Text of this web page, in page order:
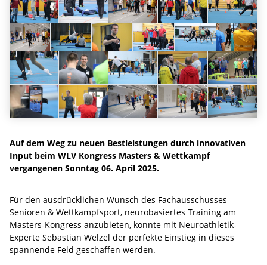
Auf dem Weg zu neuen Bestleistungen durch innovativen
Input beim WLV Kongress Masters & Wettkampf
vergangenen Sonntag 06. April 2025.
Für den ausdrücklichen Wunsch des Fachausschusses
Senioren & Wettkampfsport, neurobasiertes Training am
Masters-Kongress anzubieten, konnte mit Neuroathletik-
Experte Sebastian Welzel der perfekte Einstieg in dieses
spannende Feld geschaffen werden.